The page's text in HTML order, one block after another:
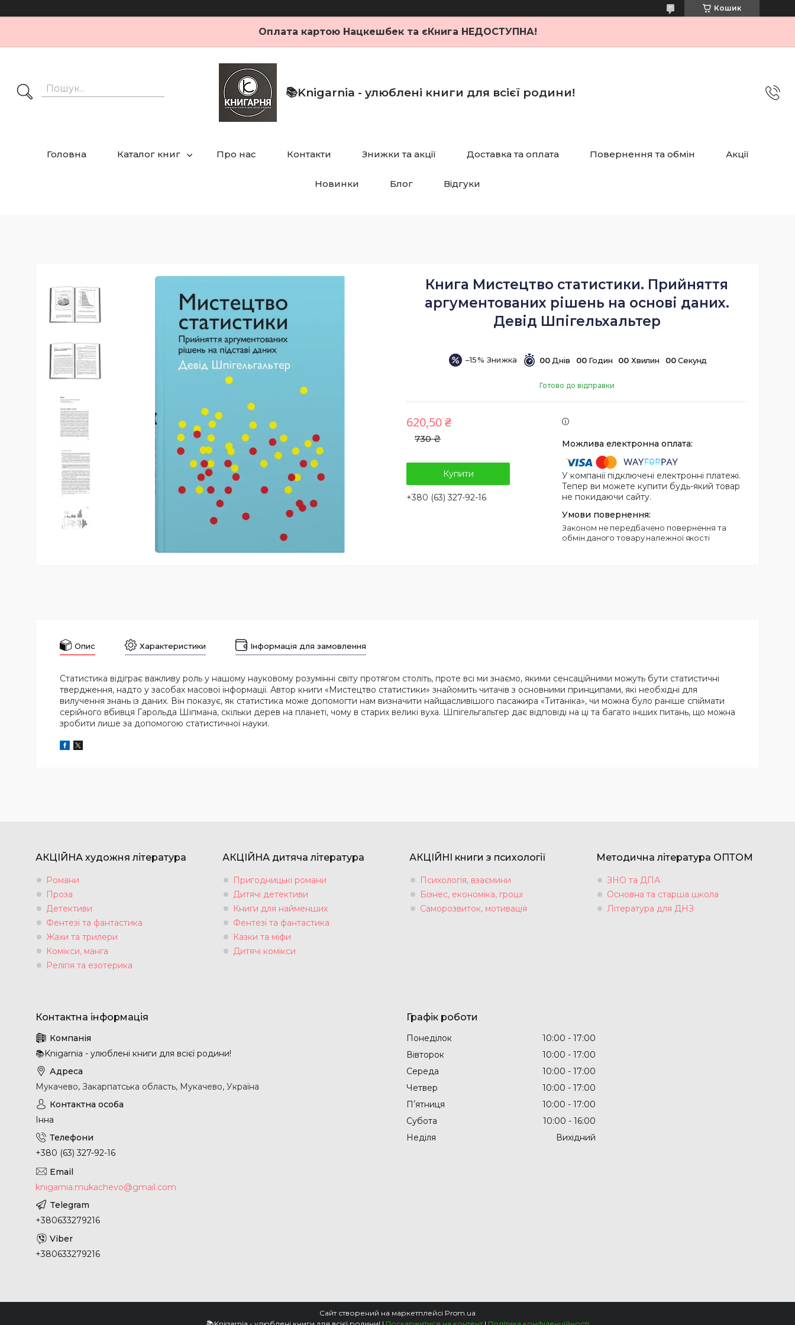
Кошик
Оплата картою Нацкешбек та єКнига НЕДОСТУПНА!
📚Knigarnia - улюблені книги для всієї родини!
Головна Каталог книг Про нас Контакти Знижки та акції Доставка та оплата Повернення та обмін Акції
Новинки Блог Відгуки
Книга Мистецтво статистики. Прийняття
аргументованих рішень на основі даних.
Девід Шпігельхальтер
–15% 00 Днів 00 Годин 00 Хвилин 00 Секунд
Готово до відправки
730 ₴
620,50 ₴
Купити
+380 (63) 327-92-16
У компанії підключені електронні платежі.
Тепер ви можете купити будь-який товар
не покидаючи сайту.
Законом не передбачено повернення та
обмін даного товару належної якості
Опис Характеристики Інформація для замовлення
Статистика відіграє важливу роль у нашому науковому розумінні світу протягом століть, проте всі ми знаємо, якими сенсаційними можуть бути статистичні
твердження, надто у засобах масової інформації. Автор книги «Мистецтво статистики» знайомить читачів з основними принципами, які необхідні для
вилучення знань із даних. Він показує, як статистика може допомогти нам визначити найщасливішого пасажира «Титаніка», чи можна було раніше спіймати
серійного вбивця Гарольда Шіпмана, скільки дерев на планеті, чому в старих великі вуха. Шпігельгальтер дає відповіді на ці та багато інших питань, що можна
зробити лише за допомогою статистичної науки.
АКЦІЙНА художня література
Романи
Проза
Детективи
Фентезі та фантастика
Жахи та трилери
Комікси, манга
Релігія та езотерика
АКЦІЙНА дитяча література
Пригодницькі романи
Дитячі детективи
Книги для найменших
Фентезі та фантастика
Казки та міфи
Дитячі комікси
АКЦІЙНІ книги з психології
Психологія, взаємини
Бізнес, економіка, гроші
Саморозвиток, мотивація
Методична література ОПТОМ
ЗНО та ДПА
Основна та старша школа
Література для ДНЗ
📚Knigarnia - улюблені книги для всієї родини!
Мукачево, Закарпатська область, Мукачево, Україна
Інна
+380 (63) 327-92-16
knigarnia.mukachevo@gmail.com
+380633279216
+380633279216
Графік роботи
Понеділок 10:00
17:00
Вівторок
10:00
17:00
Середа
10:00
17:00
Четвер
10:00
17:00
Пʼятниця
10:00
17:00
Субота
10:00
16:00
Неділя
Вихідний
Сайт створений на маркетплейсі Prom.ua